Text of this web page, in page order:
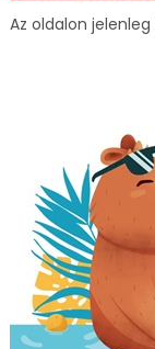
Az oldalon jelenleg